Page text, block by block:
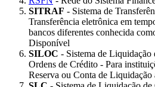
SITRAF - Sistema de
Transferência eletrônica em
bancos diferentes conhecida
Disponível
SILOC - Sistema de Liquidação
Ordens de Crédito - Para
Reserva ou Conta de